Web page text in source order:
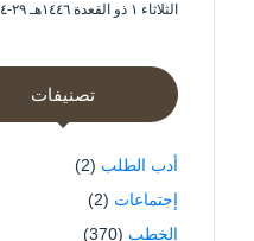
الثلاثاء ۱ ذو القعدة ۱٤٤٦هـ ۲۹-٤-۲۰۲۵م
تصنيفات
أدب الطلب (2)
إجتماعات (2)
الخطب (370)